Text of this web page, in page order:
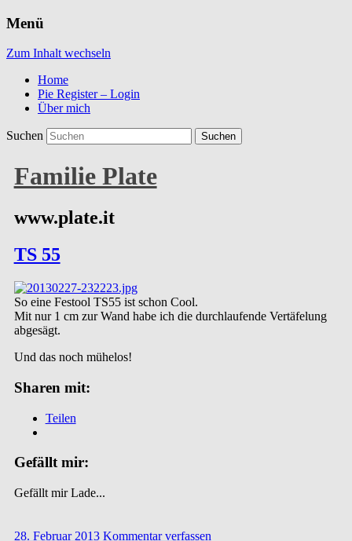
Menü
Zum Inhalt wechseln
Home
Pie Register – Login
Über mich
Suchen
Familie Plate
www.plate.it
TS 55
So eine Festool TS55 ist schon Cool.
Mit nur 1 cm zur Wand habe ich die durchlaufende Vertäfelung
abgesägt.
Und das noch mühelos!
Sharen mit:
Teilen
Gefällt mir:
Gefällt mir Lade...
28. Februar 2013 Kommentar verfassen